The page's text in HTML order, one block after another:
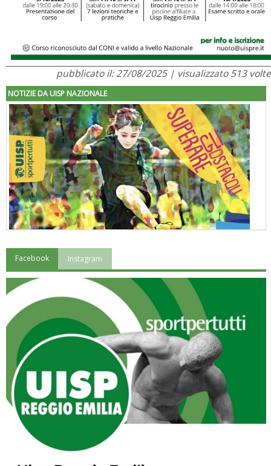
pubblicato il: 27/08/2025 | visualizzato 513 volte
NOTIZIE DA UISP NAZIONALE
"Superare gli ostacoli": la relazione di Tiziano Pesce al CN Uisp
Luglio 2026: "Pensando con i piedi, si possono fare le
rivoluzioni"
Facebook Instagram